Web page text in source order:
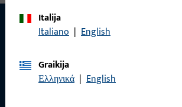
Italija
Italiano | English
Graikija
Ελληνικά | English